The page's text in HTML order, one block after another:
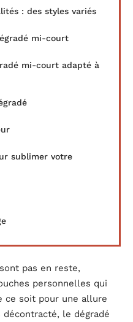
: des styles variés
mi-court
mi-court adapté à
sublimer votre
pas en reste,
personnelles qui
ce soit pour une allure
le dégradé